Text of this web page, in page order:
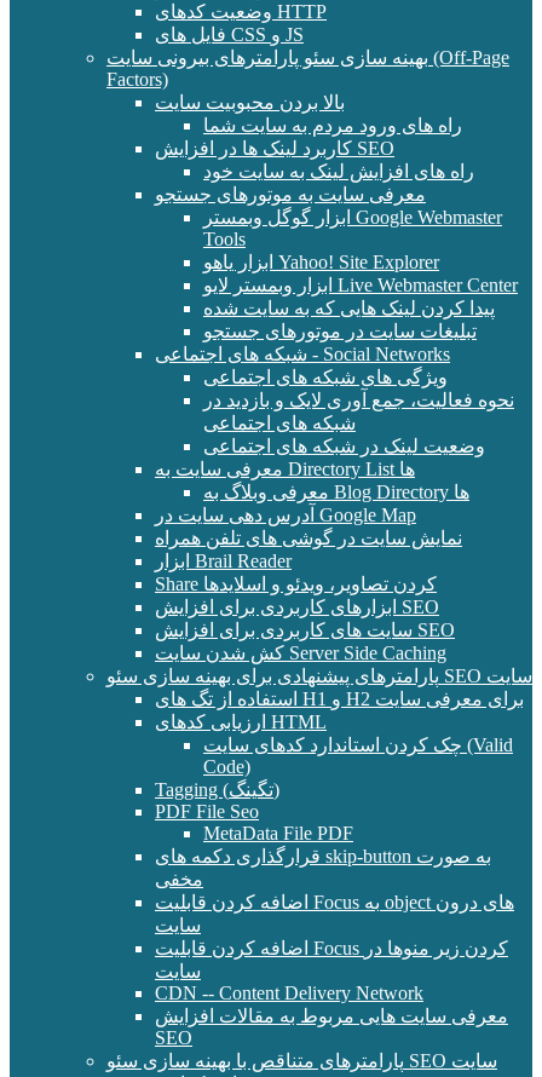
وضعیت کدهای HTTP
فایل های CSS و JS
بهینه سازی سئو پارامترهای بیرونی سایت (Off-Page
Factors)
بالا بردن محبوبیت سایت
راه های ورود مردم به سایت شما
کاربرد لینک ها در افزایش SEO
راه های افزایش لینک به سایت خود
معرفی سایت به موتورهای جستجو
ابزار گوگل وبمستر Google Webmaster
Tools
ابزار یاهو Yahoo! Site Explorer
ابزار وبمستر لایو Live Webmaster Center
پیدا کردن لینک هایی که به سایت شده
تبلیغات سایت در موتورهای جستجو
شبکه های اجتماعی - Social Networks
ویژگی های شبکه های اجتماعی
نحوه فعالیت، جمع آوری لایک و بازدید در
شبکه های اجتماعی
وضعیت لینک در شبکه های اجتماعی
معرفی سایت به Directory List ها
معرفی وبلاگ به Blog Directory ها
آدرس دهی سایت در Google Map
نمایش سایت در گوشی های تلفن همراه
ابزار Brail Reader
Share کردن تصاویر، ویدئو و اسلایدها
ابزارهای کاربردی برای افزایش SEO
سایت های کاربردی برای افزایش SEO
کش شدن سایت Server Side Caching
پارامترهای پیشنهادی برای بهینه سازی سئو SEO سایت
استفاده از تگ های H1 و H2 برای معرفی سایت
ارزیابی کدهای HTML
چک کردن استاندارد کدهای سایت (Valid
Code)
Tagging (تگینگ)
PDF File Seo
MetaData File PDF
قرارگذاری دکمه های skip-button به صورت
مخفی
اضافه کردن قابلیت Focus به object های درون
سایت
اضافه کردن قابلیت Focus کردن زیر منوها در
سایت
CDN -- Content Delivery Network
معرفی سایت هایی مربوط به مقالات افزایش
SEO
پارامترهای متناقص با بهینه سازی سئو SEO سایت